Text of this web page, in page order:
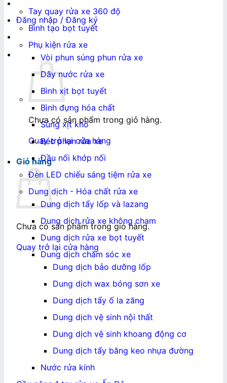
Đăng nhập / Đăng ký
Chưa có sản phẩm trong giỏ hàng.
Quay trở lại cửa hàng
Giỏ hàng
Chưa có sản phẩm trong giỏ hàng.
Quay trở lại cửa hàng
Tay quay rửa xe 360 độ
Bình tạo bọt tuyết
Phụ kiện rửa xe
Vòi phun súng phun rửa xe
Dây nước rửa xe
Bình xịt bọt tuyết
Bình đựng hóa chất
Súng xịt khô
Béc phun rửa xe
Đầu nối khớp nối
Đèn LED chiếu sáng tiệm rửa xe
Dung dịch - Hóa chất rửa xe
Dung dịch tẩy lốp và lazang
Dung dịch rửa xe không chạm
Dung dịch rửa xe bọt tuyết
Dung dịch chăm sóc xe
Dung dịch bảo dưỡng lốp
Dung dịch wax bóng sơn xe
Dung dịch tẩy ố la zăng
Dung dịch vệ sinh nội thất
Dung dịch vệ sinh khoang động cơ
Dung dịch tẩy băng keo nhựa đường
Nước rửa kính